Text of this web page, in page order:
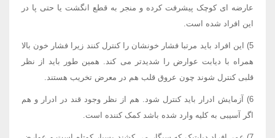
عارضه ای کوچک پیشرفت کرده و منجر به قطع انگشت یا حتی پا در
این افراد شده است.
5) این افراد باید مرتبا فشار خونشان را کنترل کنند زیرا فشار خون بالا
همراه با دیابت عوارض را شدیدتر می کند. همین طور باید از نظر
قلبی کنترل شوند چون عروق قلب هم در معرض تخریب هستند.
6) آزمایش ادرار باید کنترل شود. هم از نظر وجود قند در ادرار و هم
اگر آسیبی به کلیه وارد شده باشد کمک کننده است.